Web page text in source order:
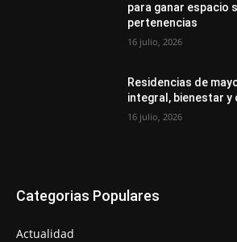
para ganar espacio
pertenencias
16 julio, 2026
Residencias de
integral, bienestar y
16 julio, 2026
Categorias Populares
Actualidad